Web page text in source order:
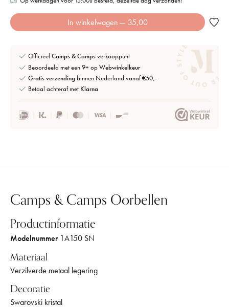
In winkelwagen — 35,00
Officieel Camps & Campsverkooppunt
Beoordeeld met een 9+ opWebwinkelkeur
Gratis verzending binnen Nederland vanaf €50,-
Betaal achteraf met Klarna
Camps & Camps Oorbellen
Productinformatie
Modelnummer1A150 SN
Materiaal
Verzilverde metaal legering
Decoratie
Swarovski kristal